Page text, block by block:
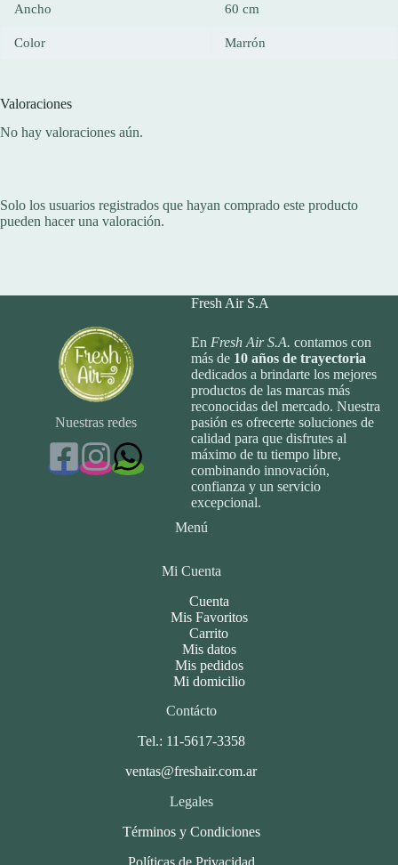
Ancho 60 cm
Color Marrón
Valoraciones
No hay valoraciones aún.
Solo los usuarios registrados que hayan comprado este producto
pueden hacer una valoración.
Nuestras redes
Fresh Air S.A
EnFresh Air S.A. contamos con
más de 10 años de trayectoria
dedicados a brindarte los mejores
productos de las marcas más
reconocidas del mercado. Nuestra
pasión es ofrecerte soluciones de
calidad para que disfrutes al
máximo de tu tiempo libre,
combinando innovación,
confianza y un servicio
excepcional.
Menú
Mi Cuenta
Cuenta
Mis Favoritos
Carrito
Mis datos
Mis pedidos
Mi domicilio
Contácto
Tel.: 11-5617-3358
ventas@freshair.com.ar
Legales
Términos y Condiciones